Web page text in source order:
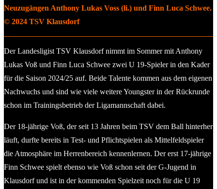
Neuzugängen Anthony Lukas Voss (li.) und Finn Luca Schwee.
© 2024 TSV Klausdorf
Der Landesligist TSV Klausdorf nimmt im Sommer mit Anthony
Lukas Voß und Finn Luca Schwee zwei U 19-Spieler in den Kader
für die Saison 2024/25 auf. Beide Talente kommen aus dem eigenen
Nachwuchs und sind wie viele weitere Youngster in der Rückrunde
schon im Trainingsbetrieb der Ligamannschaft dabei.
Der 18-jährige Voß, der seit 13 Jahren beim TSV dem Ball hinterher
läuft, durfte bereits in Test- und Pflichtspielen als Mittelfeldspieler
die Atmosphäre im Herrenbereich kennenlernen. Der erst 17-jährige
Finn Schwee spielt ebenso wie Voß schon seit der G-Jugend in
Klausdorf und ist in der kommenden Spielzeit noch für die U 19